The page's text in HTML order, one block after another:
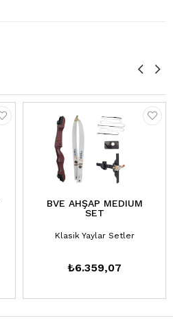
BVE AHŞAP MEDIUM
SET
Klasik Yaylar Setler
₺6.359,07